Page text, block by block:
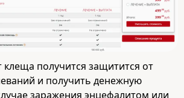
клеща получится защитится от
и получить денежную
заражения энцефалитом или